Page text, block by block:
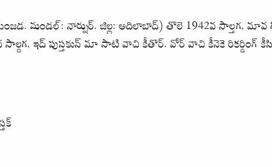
మండల్: నార్నుర్. జిల్ల: అదిలాబాద్) తొలె 1942వ సాల్తగ, మావ
ఇద్ పుస్తకున్ మా సాటి వాచి కీతొర్. వోర్ వాచి కీనెకె రికర్డింగ్